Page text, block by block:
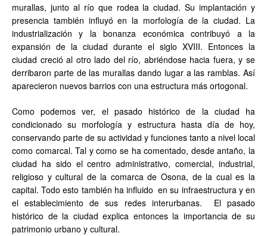
murallas, junto al río que rodea la ciudad. Su implantación y
presencia también influyó en la morfología de la ciudad. La
industrialización y la bonanza económica contribuyó a la
expansión de la ciudad durante el siglo XVIII. Entonces la
ciudad creció al otro lado del río, abriéndose hacia fuera, y se
derribaron parte de las murallas dando lugar a las ramblas. Así
aparecieron nuevos barrios con una estructura más ortogonal.
Como podemos ver, el pasado histórico de la ciudad ha
condicionado su morfología y estructura hasta día de hoy,
conservando parte de su actividad y funciones tanto a nivel local
como comarcal. Tal y como se ha comentado, desde antaño, la
ciudad ha sido el centro administrativo, comercial, industrial,
religioso y cultural de la comarca de Osona, de la cual es la
capital. Todo esto también ha influido en su infraestructura y en
el establecimiento de sus redes interurbanas. El pasado
histórico de la ciudad explica entonces la importancia de su
patrimonio urbano y cultural.